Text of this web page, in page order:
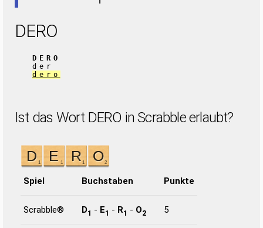
DERO
DERO
der
dero
Ist das Wort DERO in Scrabble erlaubt?
Spiel Buchstaben Punkte
Scrabble® D1 - E1 - R1 - O2 5